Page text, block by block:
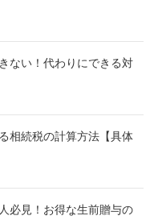
ない！代わりにできる対
相続税の計算方法【具体
必見！お得な生前贈与の